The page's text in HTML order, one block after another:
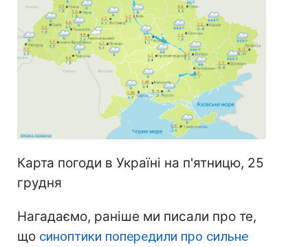
Карта погоди в Україні на п'ятницю, 25
грудня
Нагадаємо, раніше ми писали про те,
що синоптики попередили про сильне